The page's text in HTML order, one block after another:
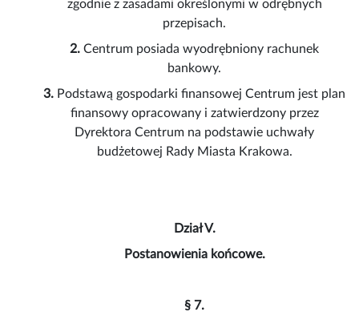
zgodnie z zasadami określonymi w odrębnych
przepisach.
2.Centrum posiada wyodrębniony rachunek
bankowy.
3. Podstawą gospodarki finansowej Centrum jest plan
finansowy opracowany i zatwierdzony przez
Dyrektora Centrum na podstawie uchwały
budżetowej Rady Miasta Krakowa.
Dział V.
Postanowienia końcowe.
§ 7.